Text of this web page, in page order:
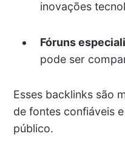
inovações
Fóruns
pode ser
Esses backlinks são
de fontes confiáveis
público.